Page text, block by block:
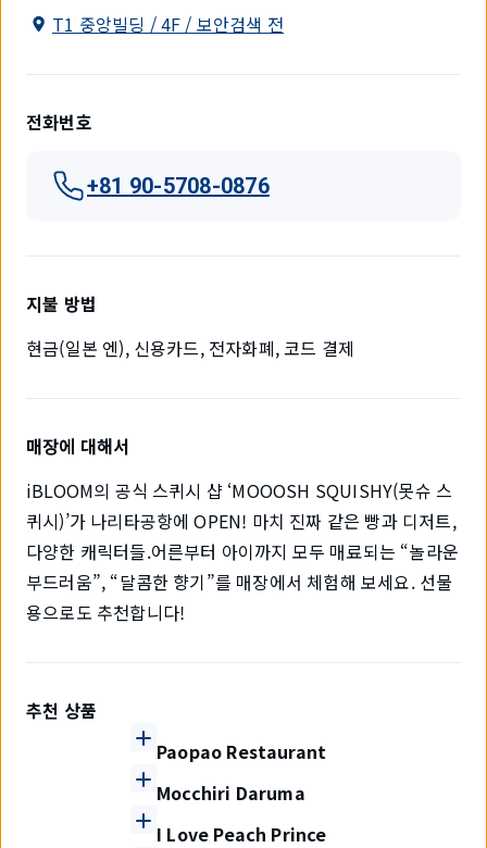
T1 중앙빌딩 / 4F / 보안검색 전
전화번호
+81 90-5708-0876
지불 방법
현금(일본 엔), 신용카드, 전자화폐, 코드 결제
매장에 대해서
iBLOOM의 공식 스퀴시 샵 ‘MOOOSH SQUISHY(못슈 스
퀴시)’가 나리타공항에 OPEN! 마치 진짜 같은 빵과 디저트,
다양한 캐릭터들.어른부터 아이까지 모두 매료되는 “놀라운
부드러움”, “달콤한 향기”를 매장에서 체험해 보세요. 선물
용으로도 추천합니다!
추천 상품
Paopao Restaurant
Mocchiri Daruma
I Love Peach Prince